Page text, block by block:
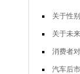
关于性别歧视语的调查
关于未来可移动装配式度假小屋的市…
消费者对常用卫生防护用品使用和认…
汽车后市场消费行为调查-副本